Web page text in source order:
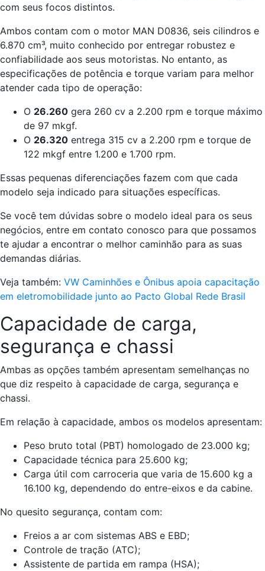
com seus focos distintos.
Ambos contam com o motor MAN D0836, seis cilindros e
6.870 cm³, muito conhecido por entregar robustez e
confiabilidade aos seus motoristas. No entanto, as
especificações de potência e torque variam para melhor
atender cada tipo de operação:
O 26.260 gera 260 cv a 2.200 rpm e torque máximo
de 97 mkgf.
O 26.320 entrega 315 cv a 2.200 rpm e torque de
122 mkgf entre 1.200 e 1.700 rpm.
Essas pequenas diferenciações fazem com que cada
modelo seja indicado para situações específicas.
Se você tem dúvidas sobre o modelo ideal para os seus
negócios, entre em contato conosco para que possamos
te ajudar a encontrar o melhor caminhão para as suas
demandas diárias.
Veja também: VW Caminhões e Ônibus apoia capacitação
em eletromobilidade junto ao Pacto Global Rede Brasil
Capacidade de carga,
segurança e chassi
Ambas as opções também apresentam semelhanças no
que diz respeito à capacidade de carga, segurança e
chassi.
Em relação à capacidade, ambos os modelos apresentam:
Peso bruto total (PBT) homologado de 23.000 kg;
Capacidade técnica para 25.600 kg;
Carga útil com carroceria que varia de 15.600 kg a
16.100 kg, dependendo do entre-eixos e da cabine.
No quesito segurança, contam com:
Freios a ar com sistemas ABS e EBD;
Controle de tração (ATC);
Assistente de partida em rampa (HSA);